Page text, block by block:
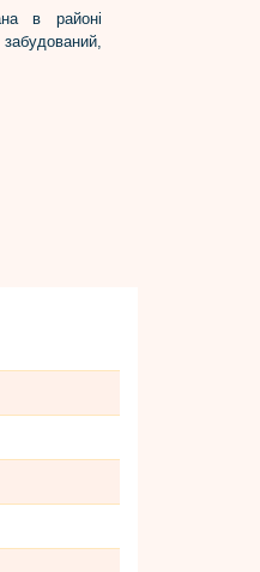
в районі